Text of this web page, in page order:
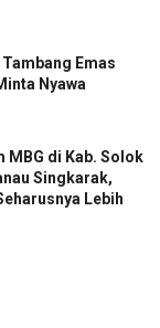
Emas
Nyawa
MBG di Kab. Solok
Singkarak,
Lebih